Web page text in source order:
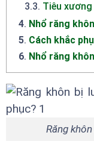
3.3. Tiêu xương
4. Nhổ răng
5. Cách khắc
6. Nhổ răng
Răng